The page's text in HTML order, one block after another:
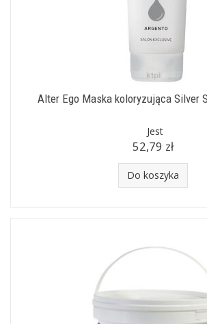
Alter Ego Maska koloryzująca Silver
Jest
52,79 zł
Do koszyka